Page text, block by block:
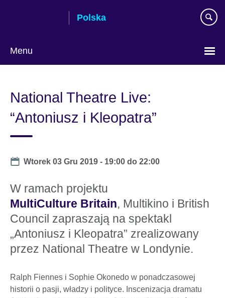
Polska
Menu
National Theatre Live:
“Antoniusz i Kleopatra”
Date
Wtorek 03 Gru 2019 - 19:00 do22:00
W ramach projektu
MultiCulture Britain, Multikino i British
Council zapraszają na spektakl
„Antoniusz i Kleopatra” zrealizowany
przez National Theatre w Londynie.
Ralph Fiennes i Sophie Okonedo w ponadczasowej
historii o pasji, władzy i polityce. Inscenizacja dramatu